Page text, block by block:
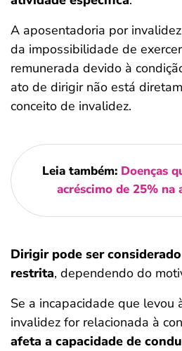
A aposentadoria por
da impossibilidade de
remunerada devido à
ato de dirigir não está
conceito de invalidez.
Leia também: Doenças
acréscimo de 25% na
Dirigir pode ser
restrita, dependendo do
Se a incapacidade que levou
invalidez for relacionada à
afeta a capacidade de